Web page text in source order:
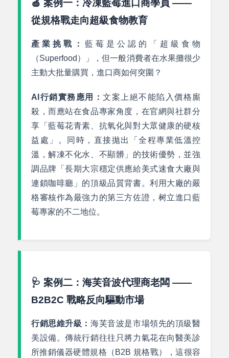
🍏 案例一：冷凍藍莓進口商學員 ——
從規格戰走向超級食物教育
產業挑戰： 藍莓是公認的「超級食物
（Superfood）」，但一般消費者在水果攤很少
主動大批量購買，進口商如何突圍？
AI行銷實務應用： 文案上絕不能陷入價格廝
殺，而應站在食品專家角度，在官網與社群分
享「藍莓花青素、抗氧化與對大眾健康的硬核
益處」。同時，直接拋出「全程專業低溫控
溫，解凍不化水、不顯髒」的技術優勢，並強
調品牌「長期大宗穩定供應給美式速食大廠與
連鎖咖啡廳」的頂級品質背書。利用大廠的嚴
格審核作為最強力的第三方佐證，树立進口藍
莓專家的不二地位。
🩺 案例二：海芙音波代理商老闆 ——
B2B2C 戰略反向驅動市場
行銷思維升級：海芙音波是市場領先的頂級醫
美設備。傳統行銷往往只將力氣花在向醫美診
所推銷儀器硬體規格（B2B 規格戰），這很容